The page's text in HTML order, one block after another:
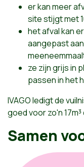
er kan meer
site stijgt met
het afval kan
aangepast
ze zijn grijs in
passen in het
IVAGO ledigt de
goed voor zo'n
Samen